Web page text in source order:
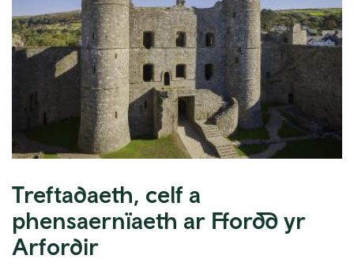
Treftadaeth, celf a
phensaernïaeth ar Ffordd yr
Arfordir